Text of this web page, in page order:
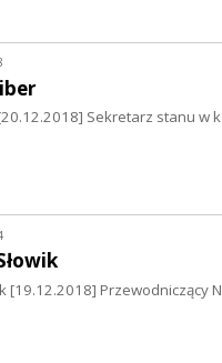
Sekretarz stanu w
[19.12.2018] Przewodniczący